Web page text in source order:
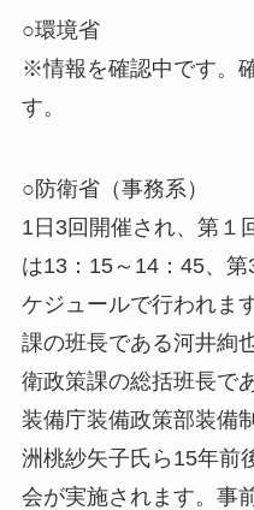
○環境省
※情報を確認中です。
す。
○防衛省（事務系）
1日3回開催され、第１
は13：15～14：45、
ケジュールで行われま
課の班長である河井絢
衛政策課の総括班長で
装備庁装備政策部装備
洲桃紗矢子氏ら15年前
会が実施されます。事